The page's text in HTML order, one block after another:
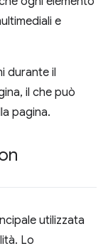
e
durante il
il che può
pagina.
utilizzata
Lo